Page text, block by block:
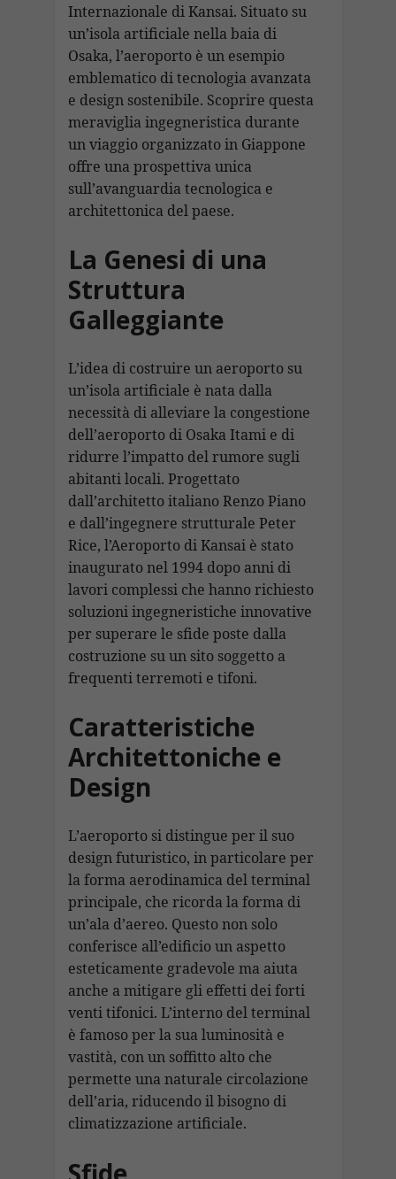
Internazionale di Kansai. Situato su
un’isola artificiale nella baia di
Osaka, l’aeroporto è un esempio
emblematico di tecnologia avanzata
e design sostenibile. Scoprire questa
meraviglia ingegneristica durante
un viaggio organizzato in Giappone
offre una prospettiva unica
sull’avanguardia tecnologica e
architettonica del paese.
La Genesi di una
Struttura
Galleggiante
L’idea di costruire un aeroporto su
un’isola artificiale è nata dalla
necessità di alleviare la congestione
dell’aeroporto di Osaka Itami e di
ridurre l’impatto del rumore sugli
abitanti locali. Progettato
dall’architetto italiano Renzo Piano
e dall’ingegnere strutturale Peter
Rice, l’Aeroporto di Kansai è stato
inaugurato nel 1994 dopo anni di
lavori complessi che hanno richiesto
soluzioni ingegneristiche innovative
per superare le sfide poste dalla
costruzione su un sito soggetto a
frequenti terremoti e tifoni.
Caratteristiche
Architettoniche e
Design
L’aeroporto si distingue per il suo
design futuristico, in particolare per
la forma aerodinamica del terminal
principale, che ricorda la forma di
un’ala d’aereo. Questo non solo
conferisce all’edificio un aspetto
esteticamente gradevole ma aiuta
anche a mitigare gli effetti dei forti
venti tifonici. L’interno del terminal
è famoso per la sua luminosità e
vastità, con un soffitto alto che
permette una naturale circolazione
dell’aria, riducendo il bisogno di
climatizzazione artificiale.